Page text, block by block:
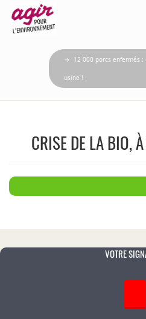
→ 12 000 porcs enfermés :
usine !
CRISE DE LA BIO,
VOTRE